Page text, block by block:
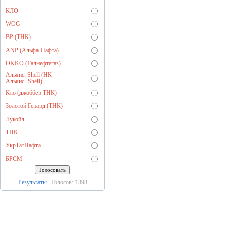
КЛО
WOG
BP (ТНК)
ANP (Альфа-Нафта)
OKKO (Галнефтегаз)
Альянс, Shell (НК
Альянс+Shell)
Кло (джоббер ТНК)
Золотой Гепард (ТНК)
Лукойл
ТНК
УкрТатНафта
БРСМ
РезультатыГолосов: 1398